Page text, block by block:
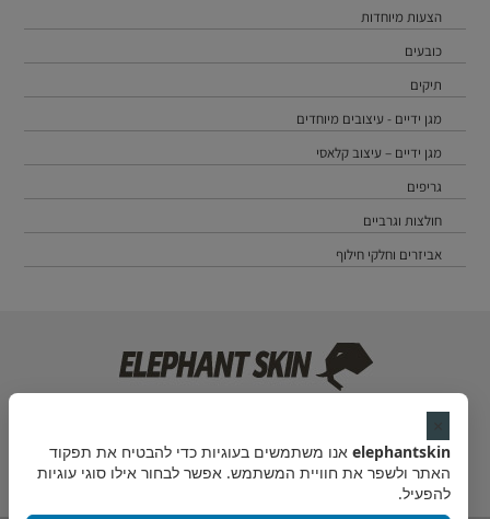
הצעות מיוחדות
כובעים
תיקים
מגן ידיים - עיצובים מיוחדים
מגן ידיים – עיצוב קלאסי
גריפים
חולצות וגרביים
אביזרים וחלקי חילוף
elephantskin אנו משתמשים בעוגיות כדי להבטיח את תפקוד
האתר ולשפר את חוויית המשתמש. אפשר לבחור אילו סוגי עוגיות
להפעיל.